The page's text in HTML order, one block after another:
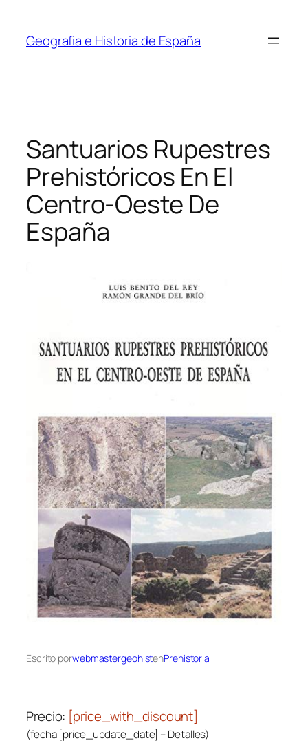
contenido
Geografia e Historia de España
Santuarios Rupestres
Prehistóricos En El
Centro-Oeste De
España
Escrito porwebmastergeohistenPrehistoria
Precio: [price_with_discount]
(fecha [price_update_date] –Detalles)